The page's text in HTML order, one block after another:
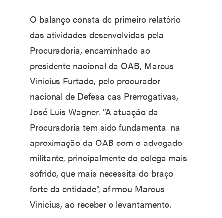
O balanço consta do primeiro relatório
das atividades desenvolvidas pela
Procuradoria, encaminhado ao
presidente nacional da OAB, Marcus
Vinicius Furtado, pelo procurador
nacional de Defesa das Prerrogativas,
José Luis Wagner. “A atuação da
Procuradoria tem sido fundamental na
aproximação da OAB com o advogado
militante, principalmente do colega mais
sofrido, que mais necessita do braço
forte da entidade”, afirmou Marcus
Vinicius, ao receber o levantamento.